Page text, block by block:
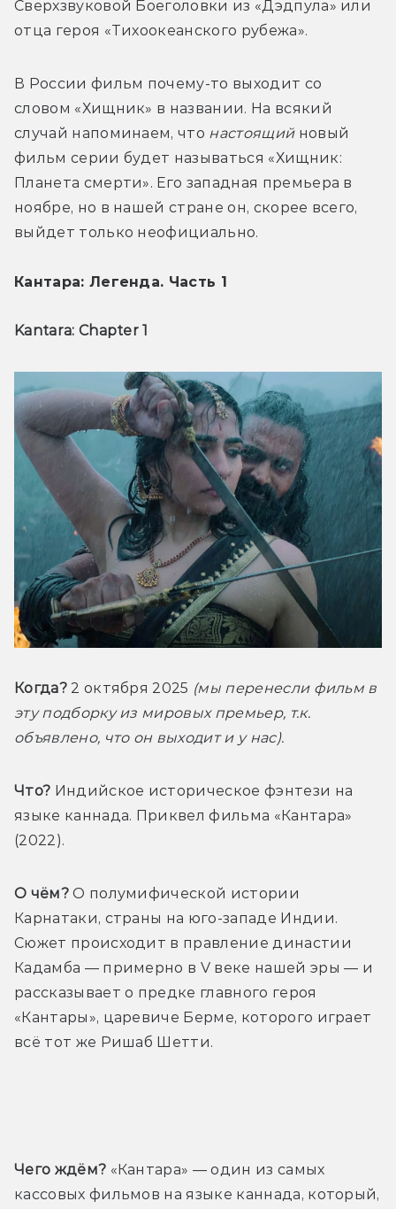
Сверхзвуковой Боеголовки из «Дэдпула» или
отца героя «Тихоокеанского рубежа».
В России фильм почему-то выходит со
словом «Хищник» в названии. На всякий
случай напоминаем, что настоящий новый
фильм серии будет называться «Хищник:
Планета смерти». Его западная премьера в
ноябре, но в нашей стране он, скорее всего,
выйдет только неофициально.
Кантара: Легенда. Часть 1
Kantara: Chapter 1
Когда? 2 октября 2025 (мы перенесли фильм в
эту подборку из мировых премьер, т.к.
объявлено, что он выходит и у нас).
Что? Индийское историческое фэнтези на
языке каннада. Приквел фильма «Кантара»
(2022).
О чём? О полумифической истории
Карнатаки, страны на юго-западе Индии.
Сюжет происходит в правление династии
Кадамба — примерно в V веке нашей эры — и
рассказывает о предке главного героя
«Кантары», царевиче Берме, которого играет
всё тот же Ришаб Шетти.
Чего ждём? «Кантара» — один из самых
кассовых фильмов на языке каннада, который,